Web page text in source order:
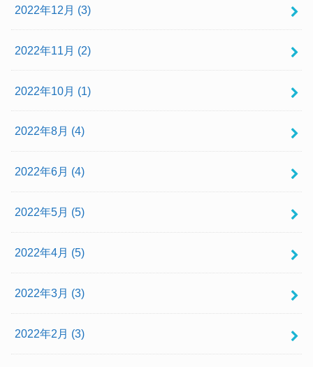
2022年12月 (3)
2022年11月 (2)
2022年10月 (1)
2022年8月 (4)
2022年6月 (4)
2022年5月 (5)
2022年4月 (5)
2022年3月 (3)
2022年2月 (3)